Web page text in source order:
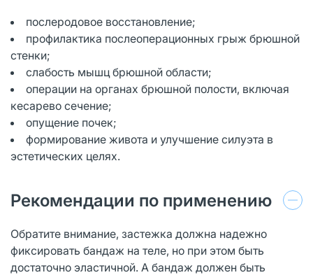
послеродовое восстановление;
профилактика послеоперационных грыж брюшной
стенки;
слабость мышц брюшной области;
операции на органах брюшной полости, включая
кесарево сечение;
опущение почек;
формирование живота и улучшение силуэта в
эстетических целях.
Рекомендации по применению
Обратите внимание, застежка должна надежно
фиксировать бандаж на теле, но при этом быть
достаточно эластичной. А бандаж должен быть